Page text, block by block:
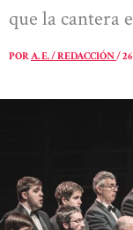
que la cantera
PORA. E. / REDACCIÓN/